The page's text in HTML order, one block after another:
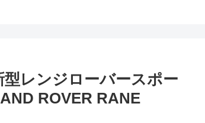
型レンジローバースポー
ROVER RANE